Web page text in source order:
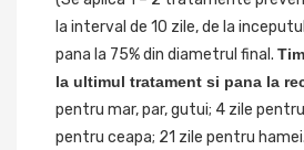
la interval de 10 zile, de la
pana la 75% din diametrul final.
la ultimul tratament si pana la
pentru mar, par, gutui; 4 zile
pentru ceapa; 21 zile pentru hamei.